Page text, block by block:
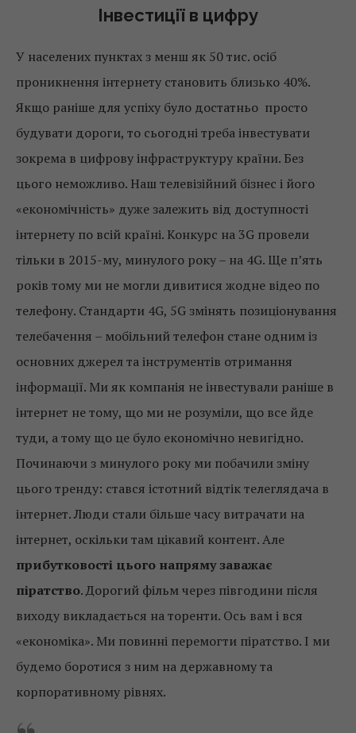
Інвестиції в цифру
У населених пунктах з менш як 50 тис. осіб
проникнення інтернету становить близько 40%.
Якщо раніше для успіху було достатньо просто
будувати дороги, то сьогодні треба інвестувати
зокрема в цифрову інфраструктуру країни. Без
цього неможливо. Наш телевізійний бізнес і його
«економічність» дуже залежить від доступності
інтернету по всій країні. Конкурс на 3G провели
тільки в 2015-му, минулого року – на 4G. Ще п’ять
років тому ми не могли дивитися жодне відео по
телефону. Стандарти 4G, 5G змінять позиціонування
телебачення – мобільний телефон стане одним із
основних джерел та інструментів отримання
інформації. Ми як компанія не інвестували раніше в
інтернет не тому, що ми не розуміли, що все йде
туди, а тому що це було економічно невигідно.
Починаючи з минулого року ми побачили зміну
цього тренду: стався істотний відтік телеглядача в
інтернет. Люди стали більше часу витрачати на
інтернет, оскільки там цікавий контент. Але
прибутковості цього напряму заважає
піратство. Дорогий фільм через півгодини після
виходу викладається на торенти. Ось вам і вся
«економіка». Ми повинні перемогти піратство. І ми
будемо боротися з ним на державному та
корпоративному рівнях.